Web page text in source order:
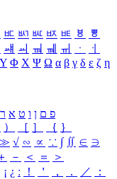
ㅳ ㅴ ㅵ ㅶ ㅷ ㅸ
ㅹ
ㆈ ㆉ ㆊ ㆋ ㆌ ㆍ
ㆎ
Υ Φ Χ Ψ Ω α β γ δ ε ζ η
פ ם ן ו ט א ר
） ［ ］ ｛ ｝
√ ∽ ∝ ∵ ∫ ∬ ∈ ∋
－ ＜ ＝
＞
¡ ¿ ː ！ ＇ ， ． ／
：